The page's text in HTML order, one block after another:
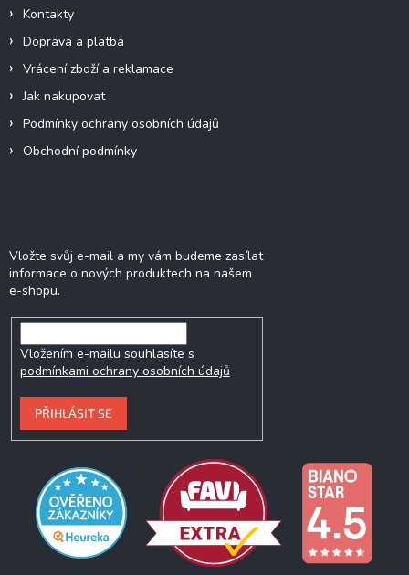
Kontakty
Doprava a platba
Vrácení zboží a reklamace
Jak nakupovat
Podmínky ochrany osobních údajů
Obchodní podmínky
Vložte svůj e-mail a my vám budeme zasílat
informace o nových produktech na našem
e-shopu.
Vložením e-mailu souhlasíte s
podmínkami ochrany osobních údajů
PŘIHLÁSIT SE